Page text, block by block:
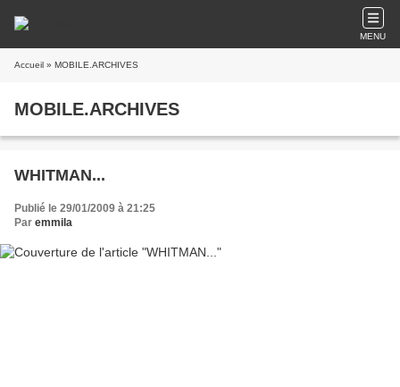
MENU
Accueil » MOBILE.ARCHIVES
MOBILE.ARCHIVES
WHITMAN...
Publié le 29/01/2009 à 21:25
Par emmila